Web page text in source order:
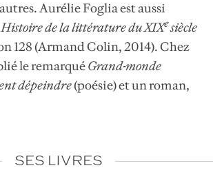
Aurélie Foglia est aussi
Histoire de la littérature du XIXesiècle
128 (Armand Colin, 2014). Chez
le remarquéGrand-monde
dépeindre(poésie) et un roman,
SES LIVRES